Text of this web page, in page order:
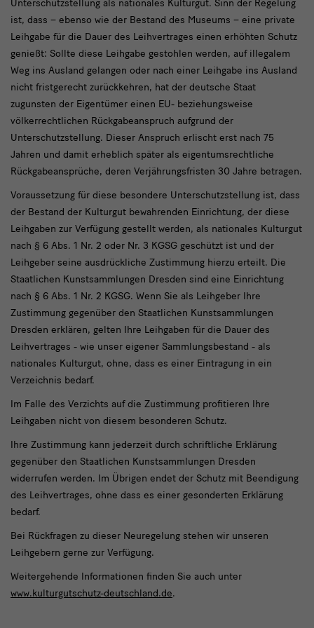
Unterschutzstellung als nationales Kulturgut. Sinn der Regelung
ist, dass – ebenso wie der Bestand des Museums – eine private
Leihgabe für die Dauer des Leihvertrages einen erhöhten Schutz
genießt: Sollte diese Leihgabe gestohlen werden, auf illegalem
Weg ins Ausland gelangen oder nach einer Leihgabe ins Ausland
nicht fristgerecht zurückkehren, hat der deutsche Staat
zugunsten der Eigentümer einen EU- beziehungsweise
völkerrechtlichen Rückgabeanspruch aufgrund der
Unterschutzstellung. Dieser Anspruch erlischt erst nach 75
Jahren und damit erheblich später als eigentumsrechtliche
Rückgabeansprüche, deren Verjährungsfristen 30 Jahre betragen.
Voraussetzung für diese besondere Unterschutzstellung ist, dass
der Bestand der Kulturgut bewahrenden Einrichtung, der diese
Leihgaben zur Verfügung gestellt werden, als nationales Kulturgut
nach § 6 Abs. 1 Nr. 2 oder Nr. 3 KGSG geschützt ist und der
Leihgeber seine ausdrückliche Zustimmung hierzu erteilt. Die
Staatlichen Kunstsammlungen Dresden sind eine Einrichtung
nach § 6 Abs. 1 Nr. 2 KGSG. Wenn Sie als Leihgeber Ihre
Zustimmung gegenüber den Staatlichen Kunstsammlungen
Dresden erklären, gelten Ihre Leihgaben für die Dauer des
Leihvertrages - wie unser eigener Sammlungsbestand - als
nationales Kulturgut, ohne, dass es einer Eintragung in ein
Verzeichnis bedarf.
Im Falle des Verzichts auf die Zustimmung profitieren Ihre
Leihgaben nicht von diesem besonderen Schutz.
Ihre Zustimmung kann jederzeit durch schriftliche Erklärung
gegenüber den Staatlichen Kunstsammlungen Dresden
widerrufen werden. Im Übrigen endet der Schutz mit Beendigung
des Leihvertrages, ohne dass es einer gesonderten Erklärung
bedarf.
Bei Rückfragen zu dieser Neuregelung stehen wir unseren
Leihgebern gerne zur Verfügung.
Weitergehende Informationen finden Sie auch unter
www.kulturgutschutz-deutschland.de.